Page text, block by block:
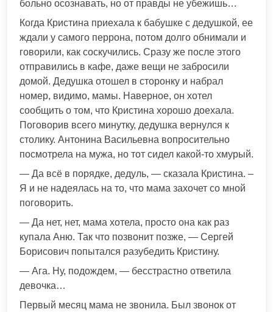
больно осознавать, но от правды не убежишь…
Когда Кристина приехала к бабушке с дедушкой, ее
ждали у самого перрона, потом долго обнимали и
говорили, как соскучились. Сразу же после этого
отправились в кафе, даже вещи не забросили
домой. Дедушка отошел в сторонку и набрал
номер, видимо, мамы. Наверное, он хотел
сообщить о том, что Кристина хорошо доехала.
Поговорив всего минутку, дедушка вернулся к
столику. Антонина Васильевна вопросительно
посмотрела на мужа, но тот сидел какой-то хмурый.
— Да всё в порядке, дедуль, — сказала Кристина. –
Я и не надеялась на то, что мама захочет со мной
поговорить.
— Да нет, нет, мама хотела, просто она как раз
купала Аню. Так что позвонит позже, — Сергей
Борисович попытался разубедить Кристину.
— Ага. Ну, подождем, — бесстрастно ответила
девочка…
Первый месяц мама не звонила. Был звонок от